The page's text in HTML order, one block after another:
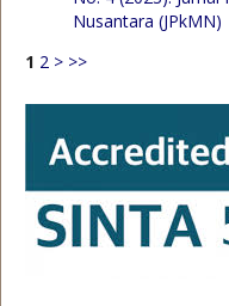
Nusantara (JPkMN)
1 2 > >>